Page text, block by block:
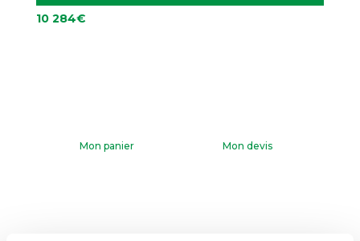
10 284€
Mon panier Mon devis